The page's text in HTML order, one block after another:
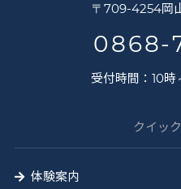
校
〒 709-4254岡
0868-
受付時間：10時
クイッ
体験案内